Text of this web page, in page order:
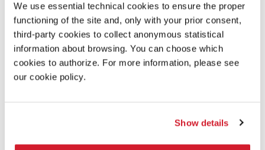
We use essential technical cookies to ensure the proper
functioning of the site and, only with your prior consent,
third-party cookies to collect anonymous statistical
information about browsing. You can choose which
cookies to authorize. For more information, please see
our cookie policy.
Show details